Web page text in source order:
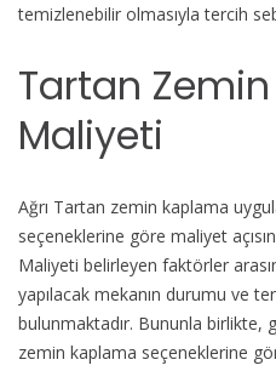
temizlenebilir olmasıyla tercih
Tartan
Maliyeti
Ağrı Tartan zemin kaplama
seçeneklerine göre maliyet
Maliyeti belirleyen faktörler
yapılacak mekanın durumu ve
bulunmaktadır. Bununla birlikte,
zemin kaplama seçeneklerine